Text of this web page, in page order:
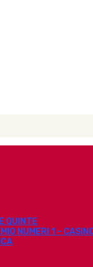
QUINTE
NUMERI 1 –